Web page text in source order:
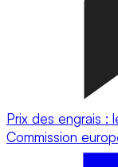
Prix des engrais :
Commission